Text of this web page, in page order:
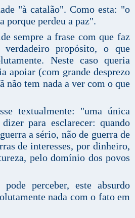
"à catalão". Como esta: "o
porque perdeu a paz".
sempre a frase com que faz
verdadeiro propósito, o que
Neste caso queria
apoiar (com grande desprezo
não tem nada a ver com o que
textualmente: "uma única
para esclarecer: quando
a sério, não de guerra de
de interesses, por dinheiro,
pelo domínio dos povos
perceber, este absurdo
nada com o fato em